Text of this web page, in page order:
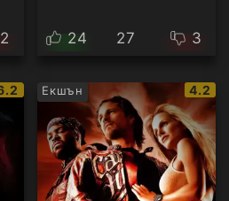
2 24 27 3
рейтинг:
Екшън
IMDb
4.2